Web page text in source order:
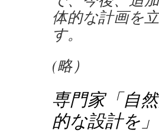
体的な計画を
す。
(略）
専門家「自
的な設計を」